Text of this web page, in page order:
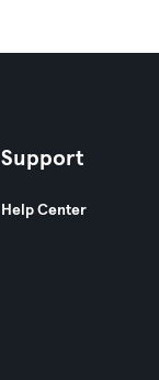
Support
Help Center